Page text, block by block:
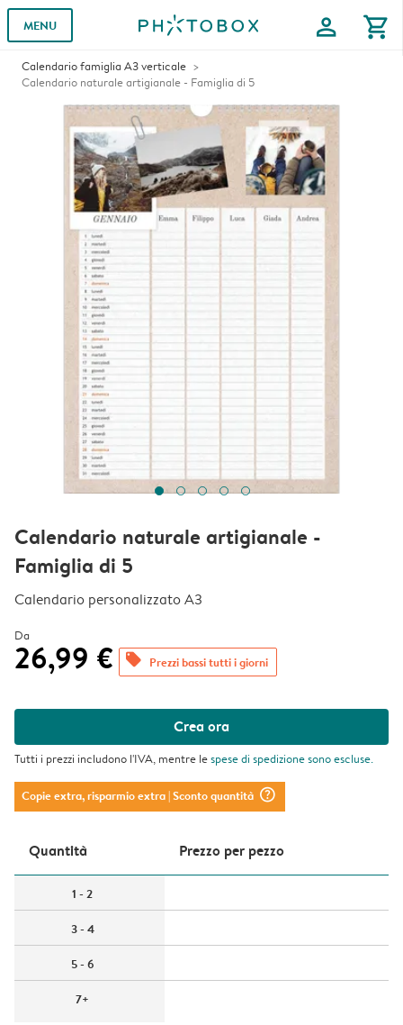
MENU profile shopping_cart
Calendario famiglia A3 verticale
Calendario naturale artigianale - Famiglia di 5
Calendario naturale artigianale -
Famiglia di 5
Calendario personalizzato A3
Da
26,99 € offers Prezzi bassi tutti i giorni
Crea ora
Tutti i prezzi includono l'IVA, mentre lespese di spedizionesono escluse.
Copie extra, risparmio extra| Sconto quantità question_mark_circle
Quantità Prezzo per pezzo
1 - 2
3 - 4
5 - 6
7+